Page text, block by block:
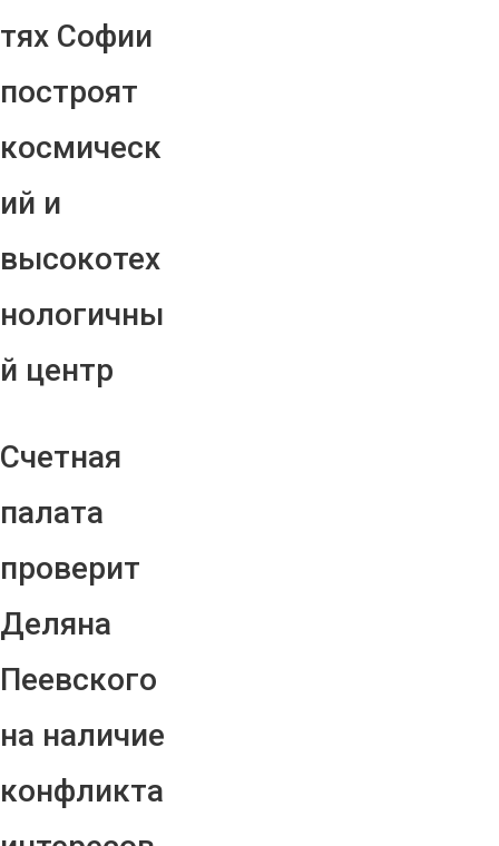
тях Софии
построят
космическ
ий и
высокотех
нологичны
й центр
Счетная
палата
проверит
Деляна
Пеевского
на наличие
конфликта